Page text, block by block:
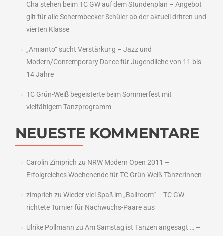
Cha stehen beim TC GW auf dem Stundenplan – Angebot
gilt für alle Schermbecker Schüler ab der aktuell dritten und
vierten Klasse
„Amianto“ sucht Verstärkung – Jazz und
Modern/Contemporary Dance für Jugendliche von 11 bis
14 Jahre
TC Grün-Weiß begeisterte beim Sommerfest mit
vielfältigem Tanzprogramm
NEUESTE KOMMENTARE
Carolin Zimprich zu NRW Modern Open 2011 –
Erfolgreiches Wochenende für TC Grün-Weiß Tänzerinnen
zimprich zu Wieder viel Spaß im „Ballroom“ – TC GW
richtete Turnier für Nachwuchs-Paare aus
Ulrike Pollmann zu Am Samstag ist Tanzen angesagt … –